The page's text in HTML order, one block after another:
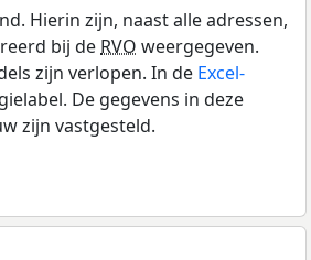
Hierin zijn, naast alle adressen,
bij de RVO weergegeven.
zijn verlopen. In de Excel-
De gegevens in deze
zijn vastgesteld.